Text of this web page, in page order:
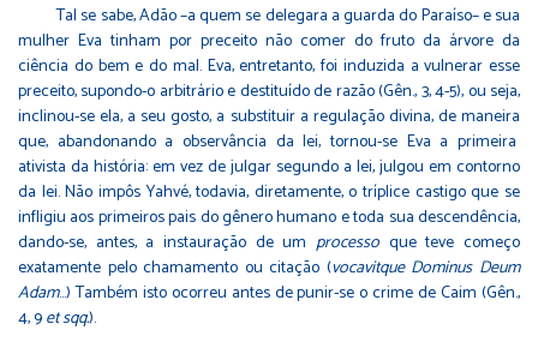
Tal se sabe, Adão –a quem se delegara a guarda do Paraíso– e sua
mulher Eva tinham por preceito não comer do fruto da árvore da
ciência do bem e do mal. Eva, entretanto, foi induzida a vulnerar esse
preceito, supondo-o arbitrário e destituído de razão (Gên., 3, 4-5), ou seja,
inclinou-se ela, a seu gosto, a substituir a regulação divina, de maneira
que, abandonando a observância da lei, tornou-se Eva a primeira
ativista da história: em vez de julgar segundo a lei, julgou em contorno
da lei. Não impôs Yahvé, todavia, diretamente, o tríplice castigo que se
infligiu aos primeiros pais do gênero humano e toda sua descendência,
dando-se, antes, a instauração de um processo que teve começo
exatamente pelo chamamento ou citação (vocavitque Dominus Deum
Adam…) Também isto ocorreu antes de punir-se o crime de Caim (Gên.,
4, 9et sqq.).